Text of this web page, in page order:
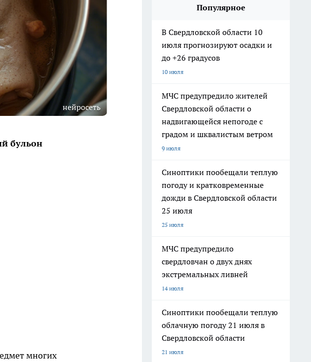
нейросеть
бульон
многих
Популярное
В Свердловской области 10
июля прогнозируют осадки и
до +26 градусов
10 июля
МЧС предупредило жителей
Свердловской области о
надвигающейся непогоде с
градом и шквалистым ветром
9 июля
Синоптики пообещали теплую
погоду и кратковременные
дожди в Свердловской области
25 июля
25 июля
МЧС предупредило
свердловчан о двух днях
экстремальных ливней
14 июля
Синоптики пообещали теплую
облачную погоду 21 июля в
Свердловской области
21 июля